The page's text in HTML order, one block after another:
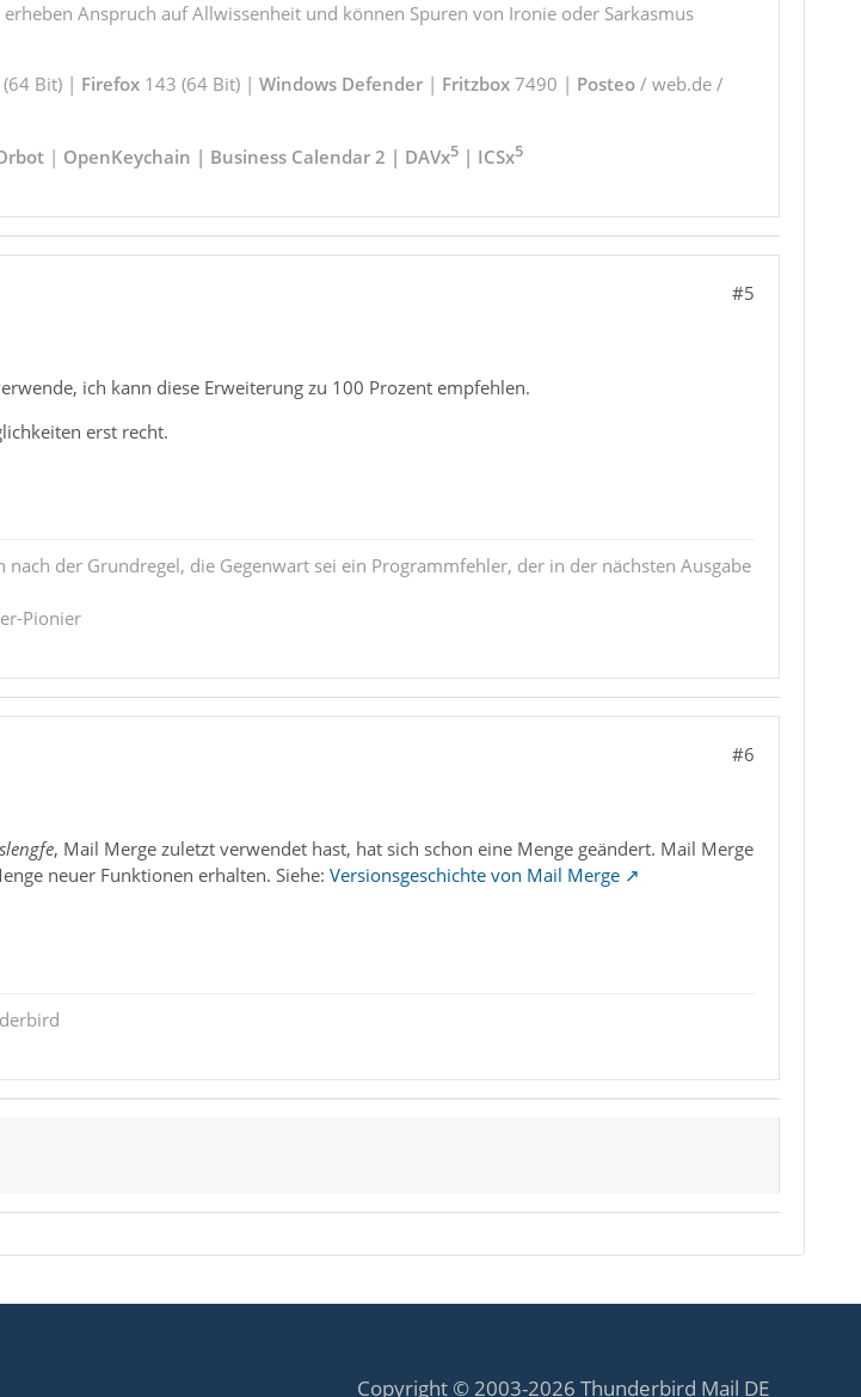
Anspruch auf Allwissenheit und können Spuren von Ironie oder Sarkasmus
Bit) | Firefox143 (64 Bit) | Windows Defender| Fritzbox7490 | Posteo/ web.de /
| OpenKeychain | Business Calendar 2 | DAVx5| ICSx5
#5
ich kann diese Erweiterung zu 100 Prozent empfehlen.
erst recht.
der Grundregel, die Gegenwart sei ein Programmfehler, der in der nächsten Ausgabe
Pionier
#6
slengfe, Mail Merge zuletzt verwendet hast, hat sich schon eine Menge geändert. Mail Merge
neuer Funktionen erhalten. Siehe: Versionsgeschichte von Mail Merge
Copyright © 2003-2026 Thunderbird Mail DE